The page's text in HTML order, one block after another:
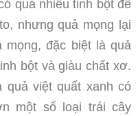
quá nhiều tinh bột để
nhưng quả mọng lại
mọng, đặc biệt là quả
bột và giàu chất xơ.
quả việt quất xanh có
một số loại trái cây